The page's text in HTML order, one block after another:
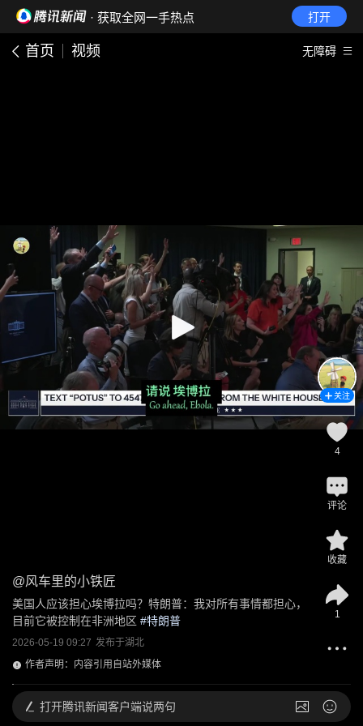
· 获取全网一手热点 打开
首页 视频 无障碍
@风车里的小铁匠
美国人应该担心埃博拉吗？特朗普：我对所有事情都担心，
目前它被控制在非洲地区 #特朗普
2026-05-19 09:27 发布于湖北
作者声明：内容引用自站外媒体
关注
4
评论
收藏
1
打开腾讯新闻客户端说两句